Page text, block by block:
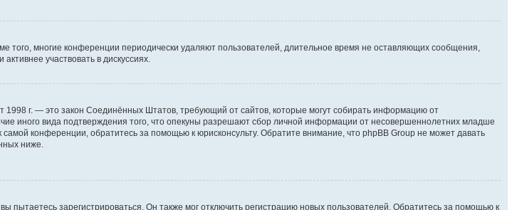
того, многие конференции периодически удаляют пользователей, длительное время не оставляющих сообщения,
участвовать в дискуссиях.
1998 г. — это закон Соединённых Штатов, требующий от сайтов, которые могут собирать информацию от
иного вида подтверждения того, что опекуны разрешают сбор личной информации от несовершеннолетних младше
конференции, обратитесь за помощью к юрисконсульту. Обратите внимание, что phpBB Group не может давать
ниже.
зарегистрироваться. Он также мог отключить регистрацию новых пользователей. Обратитесь за помощью к